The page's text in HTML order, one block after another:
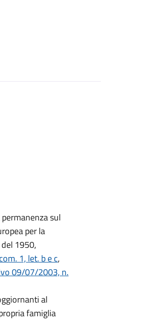
sul
per la
1950,
1, let. b e c,
09/07/2003, n.
al
famiglia